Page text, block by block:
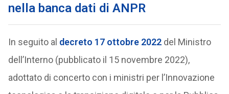
nella banca dati di ANPR
In seguito al decreto 17 ottobre 2022del Ministro
dell’Interno (pubblicato il 15 novembre 2022),
adottato di concerto con i ministri per l’Innovazione